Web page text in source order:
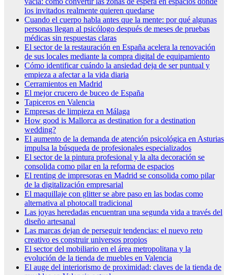
los invitados realmente quieren quedarse
Cuando el cuerpo habla antes que la mente: por qué algunas
personas llegan al psicólogo después de meses de pruebas
médicas sin respuestas claras
El sector de la restauración en España acelera la renovación
de sus locales mediante la compra digital de equipamiento
Cómo identificar cuándo la ansiedad deja de ser puntual y
empieza a afectar a la vida diaria
Cerramientos en Madrid
El mejor crucero de buceo de España
Tapiceros en Valencia
Empresas de limpieza en Málaga
How good is Mallorca as destination for a destination
wedding?
El aumento de la demanda de atención psicológica en Asturias
impulsa la búsqueda de profesionales especializados
El sector de la pintura profesional y la alta decoración se
consolida como pilar en la reforma de espacios
El renting de impresoras en Madrid se consolida como pilar
de la digitalización empresarial
El maquillaje con glitter se abre paso en las bodas como
alternativa al photocall tradicional
Las joyas heredadas encuentran una segunda vida a través del
diseño artesanal
Las marcas dejan de perseguir tendencias: el nuevo reto
creativo es construir universos propios
El sector del mobiliario en el área metropolitana y la
evolución de la tienda de muebles en Valencia
El auge del interiorismo de proximidad: claves de la tienda de